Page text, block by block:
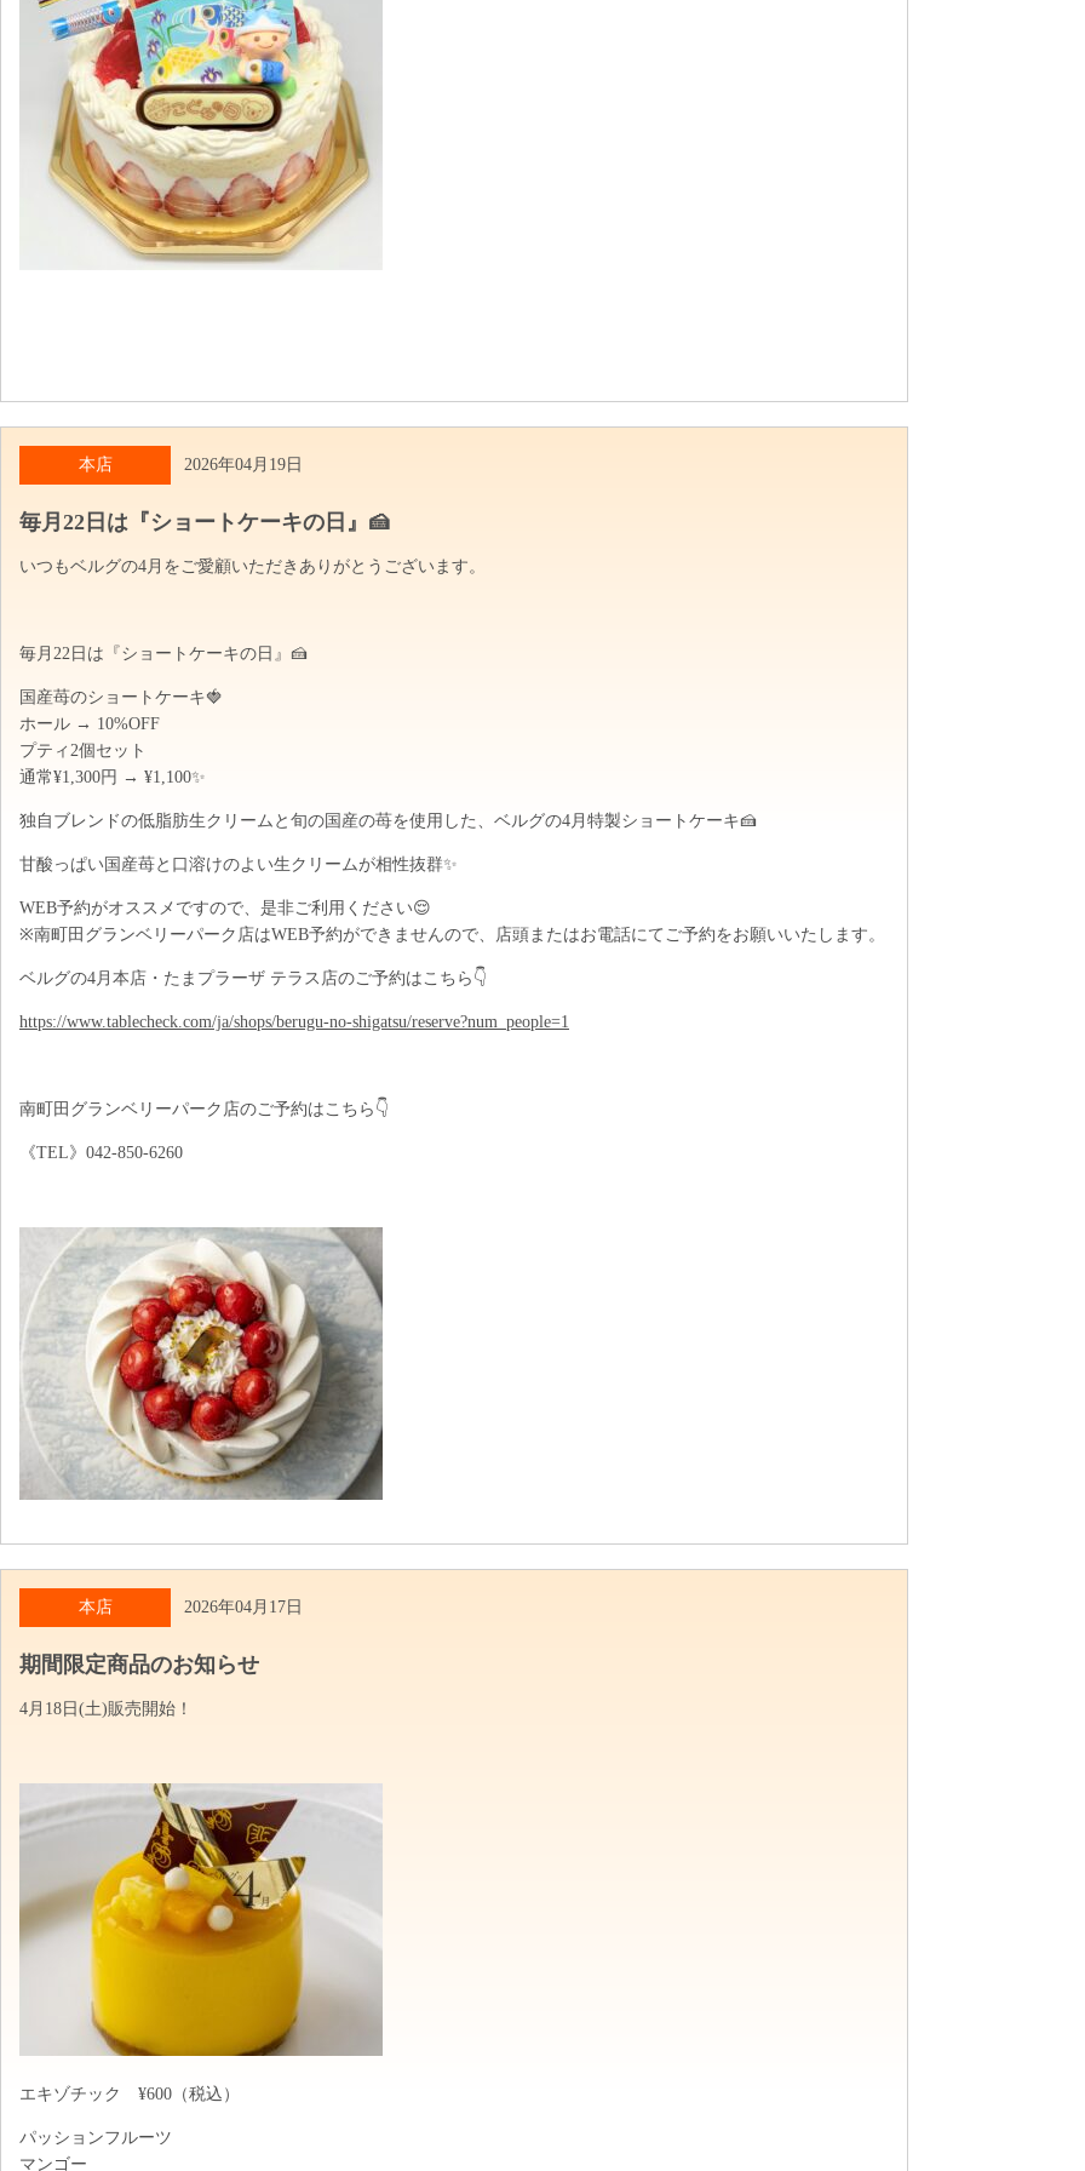
本店 2026年04月19日
毎月22日は『ショートケーキの日』🍰
いつもベルグの4月をご愛顧いただきありがとうございます。
毎月22日は『ショートケーキの日』🍰
国産苺のショートケーキ🍓
ホール → 10%OFF
プティ2個セット
通常¥1,300円 → ¥1,100✨
独自ブレンドの低脂肪生クリームと旬の国産の苺を使用した、ベルグの4月特製ショートケーキ🍰
甘酸っぱい国産苺と口溶けのよい生クリームが相性抜群✨
WEB予約がオススメですので、是非ご利用ください😌
※南町田グランベリーパーク店はWEB予約ができませんので、店頭またはお電話にてご予約をお願いいたします。
ベルグの4月本店・たまプラーザ テラス店のご予約はこちら👇
https://www.tablecheck.com/ja/shops/berugu-no-shigatsu/reserve?num_people=1
南町田グランベリーパーク店のご予約はこちら👇
《TEL》042-850-6260⁡
本店 2026年04月17日
期間限定商品のお知らせ
4月18日(土)販売開始！
エキゾチック ¥600（税込）
パッションフルーツ
マンゴー